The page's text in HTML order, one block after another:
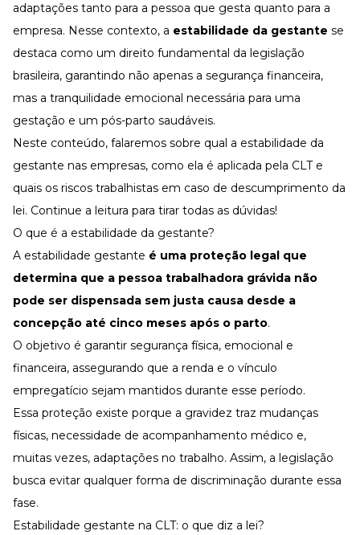
Desenvolva a sua equipe
Materiais Gratuitos
Todos os Materiais Gratuitos
E-book
Aprofunde seu conhecimento
Para agilizar o seu trabalho
Infográfico
Kits
Materiais centralizados
Lives
Newsletters
adaptações tanto para a pessoa que gesta quanto para a
empresa. Nesse contexto, a estabilidade da gestante se
destaca como um direito fundamental da legislação
brasileira, garantindo não apenas a segurança financeira,
mas a tranquilidade emocional necessária para uma
gestação e um pós-parto saudáveis.
Neste conteúdo, falaremos sobre qual a estabilidade da
gestante nas empresas, como ela é aplicada pela CLT e
quais os riscos trabalhistas em caso de descumprimento da
lei. Continue a leitura para tirar todas as dúvidas!
O que é a estabilidade da gestante?
A estabilidade gestante é uma proteção legal que
determina que a pessoa trabalhadora grávida não
pode ser dispensada sem justa causa desde a
concepção até cinco meses após o parto.
O objetivo é garantir segurança física, emocional e
financeira, assegurando que a renda e o vínculo
empregatício sejam mantidos durante esse período.
Essa proteção existe porque a gravidez traz mudanças
físicas, necessidade de acompanhamento médico e,
muitas vezes, adaptações no trabalho. Assim, a legislação
busca evitar qualquer forma de discriminação durante essa
fase.
Estabilidade gestante na CLT: o que diz a lei?